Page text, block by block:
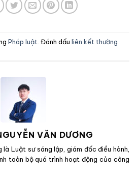
Pháp luật . Đánh dấu liên kết thường
VĂN DƯƠNG
là Luật sư sáng lập, giám đốc điều hành,
toàn bộ quá trình hoạt động của công